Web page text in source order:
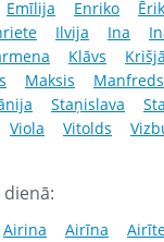
Emīlija Enriko
Ilvija Ina
Klāvs
Maksis Manfreds
Staņislava
Viola Vitolds
Airina Airīna